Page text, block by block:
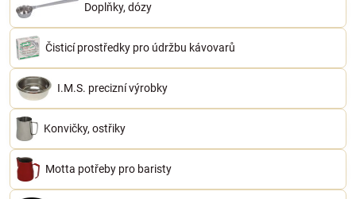
Doplňky, dózy
Čisticí prostředky pro údržbu kávovarů
I.M.S. precizní výrobky
Konvičky, ostřiky
Motta potřeby pro baristy